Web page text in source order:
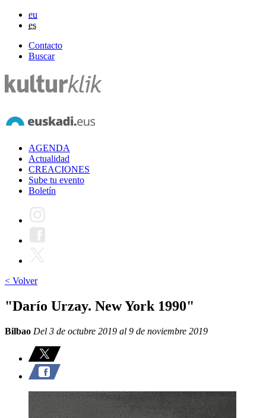
eu
es
Contacto
Buscar
AGENDA
Actualidad
CREACIONES
Sube tu evento
Boletín
< Volver
"Darío Urzay. New York 1990"
Bilbao Del 3 de octubre 2019 al 9 de noviembre 2019